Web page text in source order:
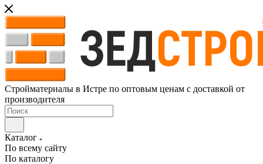
Стройматериалы в Истре по оптовым ценам с доставкой от
производителя
Каталог
По всему сайту
По каталогу